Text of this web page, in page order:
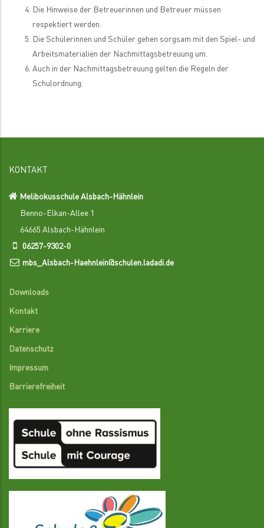
Die Hinweise der Betreuerinnen und Betreuer müssen
respektiert werden.
Die Schülerinnen und Schüler gehen sorgsam mit den Spiel- und
Arbeitsmaterialien der Nachmittagsbetreuung um.
Auch in der Nachmittagsbetreuung gelten die Regeln der
Schulordnung.
KONTAKT
Melibokusschule Alsbach-Hähnlein
Benno-Elkan-Allee 1
64665 Alsbach-Hähnlein
06257-9302-0
mbs_Alsbach-Haehnlein@schulen.ladadi.de
Downloads
Kontakt
Karriere
Datenschutz
Impressum
Barrierefreiheit